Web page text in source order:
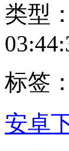
类型
标签：
安卓